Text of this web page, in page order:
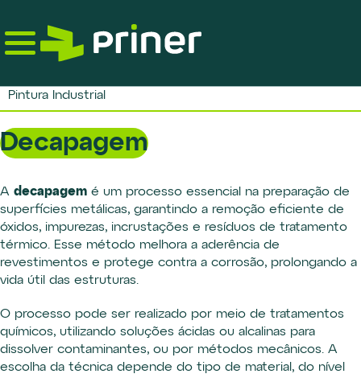
the
Pintura Industrial
Decapagem
A decapagem é um processo essencial na preparação de
superfícies metálicas, garantindo a remoção eficiente de
óxidos, impurezas, incrustações e resíduos de tratamento
térmico. Esse método melhora a aderência de
revestimentos e protege contra a corrosão, prolongando a
vida útil das estruturas.
O processo pode ser realizado por meio de tratamentos
químicos, utilizando soluções ácidas ou alcalinas para
dissolver contaminantes, ou por métodos mecânicos. A
escolha da técnica depende do tipo de material, do nível